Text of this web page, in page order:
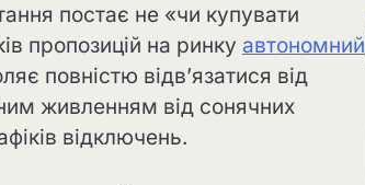
постає не «чи купувати
пропозицій на ринку автономний
повністю відв’язатися від
живленням від сонячних
відключень.